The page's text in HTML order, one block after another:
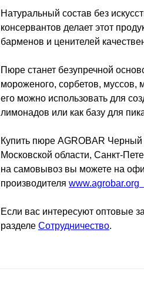
Натуральный состав без
консервантов делает этот
барменов и ценителей
Пюре станет безупречной
мороженого, сорбетов, муссов,
его можно использовать для
лимонадов или как базу для
Купить пюре AGROBAR
Московской области, Санкт-
на самовывоз вы можете на
производителя www.agrobar.org
Если вас интересуют оптовые
разделе Сотрудничество.